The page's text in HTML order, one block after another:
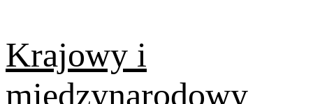
content
Krajowy i
międzynarodowy